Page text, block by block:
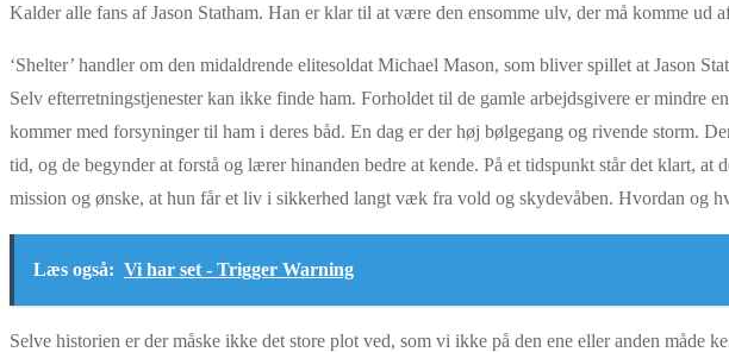
Kalder alle fans af Jason Statham. Han er klar til at være den ensomme ulv, der må komme
‘Shelter’ handler om den midaldrende elitesoldat Michael Mason, som bliver spillet at Jason
Selv efterretningstjenester kan ikke finde ham. Forholdet til de gamle arbejdsgivere er mindre
kommer med forsyninger til ham i deres båd. En dag er der høj bølgegang og rivende storm.
tid, og de begynder at forstå og lærer hinanden bedre at kende. På et tidspunkt står det klart,
mission og ønske, at hun får et liv i sikkerhed langt væk fra vold og skydevåben. Hvordan og
Læs også: Vi har set - Trigger Warning
Selve historien er der måske ikke det store plot ved, som vi ikke på den ene eller anden